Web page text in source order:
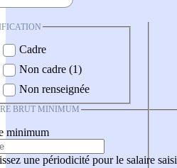
Cadre
Non cadre (1)
Non renseignée
BRUT MINIMUM
minimum
une périodicité pour le salaire saisi